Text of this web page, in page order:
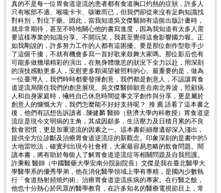
真的不是每一位胃食道逆流的患者都有食道胸口灼熱的症狀，許多人
只有喉部不適、喉嚨卡卡、咳嗽而已，但我們卻從來沒有足夠知識找
對科別，對症下藥。因此，當我知道吳文傑醫師有這個出版計畫時，
就非常期待，甚至不時地關心他的書寫進度，因為我知道有太多人需
要這樣專業的知識分享。不開玩笑，我甚至覺得這會影響國力喔。正
如我剛說的，許多努力工作的人都有這困擾。要是那位創作型歌手少
了這個干擾，不就有機會多寫一首好歌來鼓舞大家嗎。那位影后也有
可能多做幾場精彩的演出，在無身體微恙的狀況下全力以赴，用深刻
的演技感動更多人，安慰更多顆渴望被照料的心。最重要的是，做為
一位臺灣人，我們時時都要發揮創意，我們都是創意人，不該讓胃食
道逆流局限住我們的創意展現。吳文傑醫師願意在南北奔波，照顧病
人和自身家庭時，犧牲自己休息時間從事文字創作與分享，更是屬於
創意人的慷慨大方，我們怎麼能不好好支持呢？ 推 薦 語看了這本書之
後，他們有話想告訴讀者...陳健麟 醫師（慈濟大學內科教授）胃食道逆
流症是現今文明病的主角，其成因頗多，生活壓力及日積月累的不良
飲食習慣，更是加重逆流的因素之一。這本書鉅細靡遺卻深入淺出，
提供全方位診斷及治療胃食道逆流症的新觀念。印象深刻的是書中的5
大地雷吃法，確實列出現今社會裡，大家最容易忽略的飲食問題。閱
讀本書，將有助於每個人了解胃食道逆流症等相關問題及自我照護。
許秉毅 醫師（中國醫藥大學安南分院副院長）文傑是我在臺北醫學大
學醫學系的優秀學弟，他在消化醫學領域上學有專精，是國內少數執
行「食道熱射頻燒灼術」治療胃食道逆流疾病的專家。在行醫之餘，
他也十分熱心於民眾的醫學教育，在許多知名的醫療電視節目上，常